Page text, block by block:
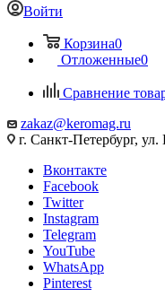
Войти
Корзина0
Отложенные0
Сравнение
zakaz@keromag.ru
г. Санкт-Петербург,
Вконтакте
Facebook
Twitter
Instagram
Telegram
YouTube
WhatsApp
Pinterest